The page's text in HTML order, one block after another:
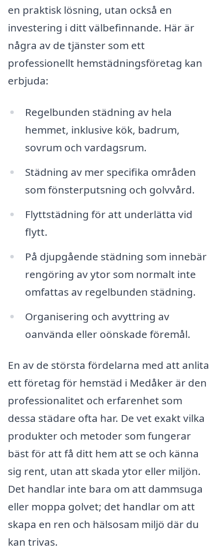
en praktisk lösning, utan också en
investering i ditt välbefinnande. Här är
några av de tjänster som ett
professionellt hemstädningsföretag kan
erbjuda:
Regelbunden städning av hela
hemmet, inklusive kök, badrum,
sovrum och vardagsrum.
Städning av mer specifika områden
som fönsterputsning och golvvård.
Flyttstädning för att underlätta vid
flytt.
På djupgående städning som innebär
rengöring av ytor som normalt inte
omfattas av regelbunden städning.
Organisering och avyttring av
oanvända eller oönskade föremål.
En av de största fördelarna med att anlita
ett företag för hemstäd i Medåker är den
professionalitet och erfarenhet som
dessa städare ofta har. De vet exakt vilka
produkter och metoder som fungerar
bäst för att få ditt hem att se och känna
sig rent, utan att skada ytor eller miljön.
Det handlar inte bara om att dammsuga
eller moppa golvet; det handlar om att
skapa en ren och hälsosam miljö där du
kan trivas.